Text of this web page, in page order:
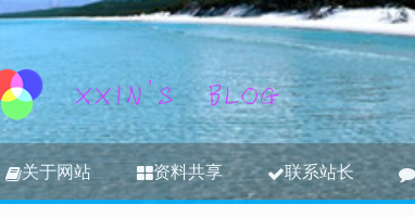
关于网站 资料共享 联系站长